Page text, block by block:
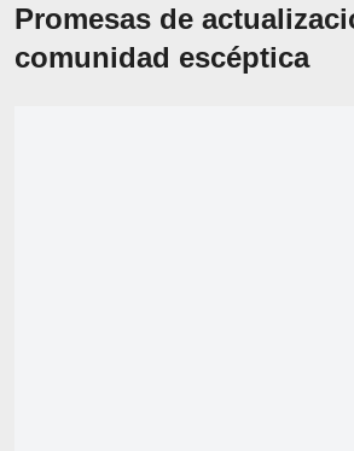
Promesas de
comunidad escéptica